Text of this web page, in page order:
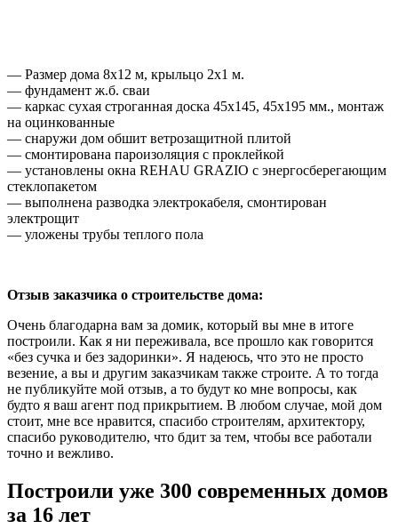
— Размер дома 8х12 м, крыльцо 2х1 м.
— фундамент ж.б. сваи
— каркас сухая строганная доска 45х145, 45х195 мм., монтаж
на оцинкованные
— снаружи дом обшит ветрозащитной плитой
— смонтирована пароизоляция с проклейкой
— установлены окна REHAU GRAZIO с энергосберегающим
стеклопакетом
— выполнена разводка электрокабеля, смонтирован
электрощит
— уложены трубы теплого пола
Отзыв заказчика о строительстве дома:
Очень благодарна вам за домик, который вы мне в итоге
построили. Как я ни переживала, все прошло как говорится
«без сучка и без задоринки». Я надеюсь, что это не просто
везение, а вы и другим заказчикам также строите. А то тогда
не публикуйте мой отзыв, а то будут ко мне вопросы, как
будто я ваш агент под прикрытием. В любом случае, мой дом
стоит, мне все нравится, спасибо строителям, архитектору,
спасибо руководителю, что бдит за тем, чтобы все работали
точно и вежливо.
Построили уже 300 современных домов
за 16 лет